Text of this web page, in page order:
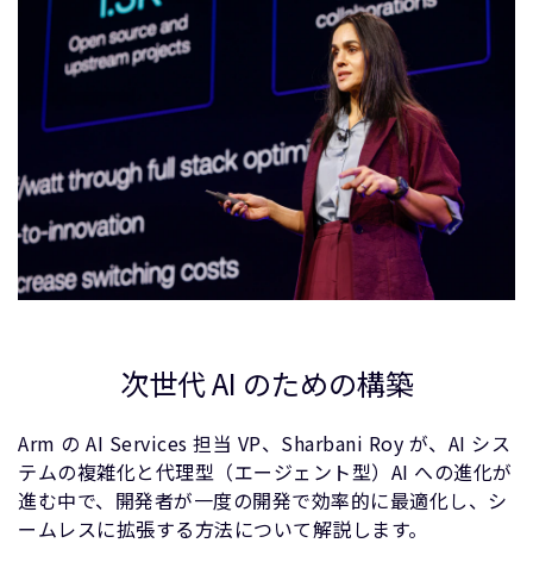
次世代 AI のための構築
Arm の AI Services 担当 VP、Sharbani Roy が、AI シス
テムの複雑化と代理型（エージェント型）AI への進化が
進む中で、開発者が一度の開発で効率的に最適化し、シ
ームレスに拡張する方法について解説します。